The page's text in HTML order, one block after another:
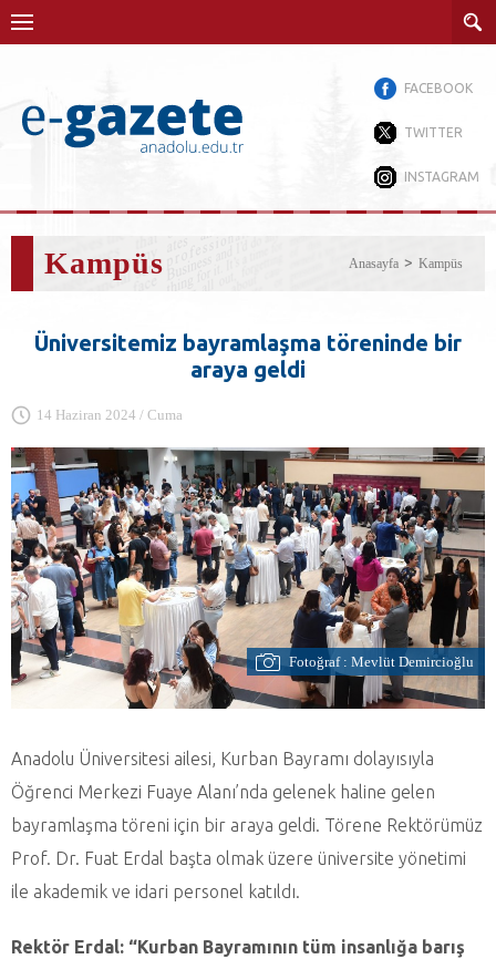
FACEBOOK
TWITTER
INSTAGRAM
Kampüs Anasayfa Kampüs
Üniversitemiz bayramlaşma töreninde bir
araya geldi
14 Haziran 2024 / Cuma
Fotoğraf : Mevlüt Demircioğlu
Anadolu Üniversitesi ailesi, Kurban Bayramı dolayısıyla
Öğrenci Merkezi Fuaye Alanı’nda gelenek haline gelen
bayramlaşma töreni için bir araya geldi. Törene Rektörümüz
Prof. Dr. Fuat Erdal başta olmak üzere üniversite yönetimi
ile akademik ve idari personel katıldı.
Rektör Erdal: “Kurban Bayramının tüm insanlığa barış